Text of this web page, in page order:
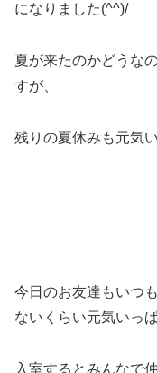
になりました(^^)/
夏が来たのかどうな
すが、
残りの夏休みも元気
今日のお友達もいつ
ないくらい元気いっ
入室するとみんなで